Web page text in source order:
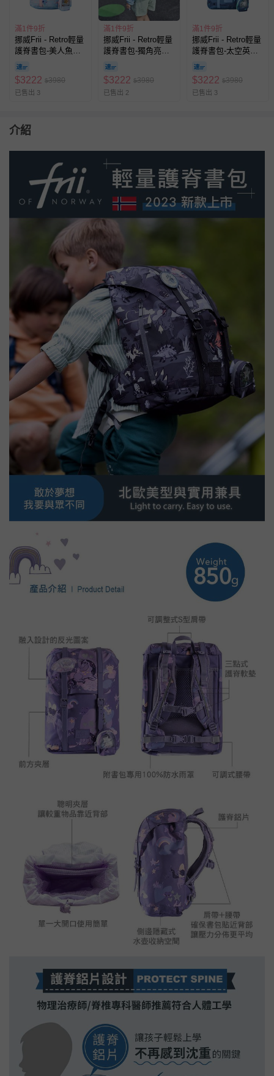
滿1件9折
挪威Frii - Retro輕量
護脊書包-美人魚
(22L)
$3222 $3980
已售出 3
滿1件9折
挪威Frii - Retro輕量
護脊書包-獨角亮紫
(22L)
$3222 $3980
已售出 2
滿1件9折
挪威Frii - Retro輕量
護脊書包-太空英雄
(22L)
$3222 $3980
已售出 3
介紹